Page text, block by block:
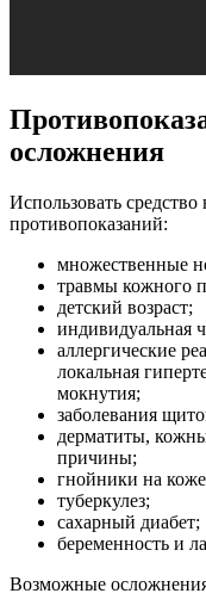
осложнения
Использовать
противопоказаний:
множественные
травмы кожного
детский возраст;
индивидуальная
аллергические
локальная
мокнутия;
заболевания
дерматиты,
причины;
гнойники на
туберкулез;
сахарный диабет;
беременность и
Возможные